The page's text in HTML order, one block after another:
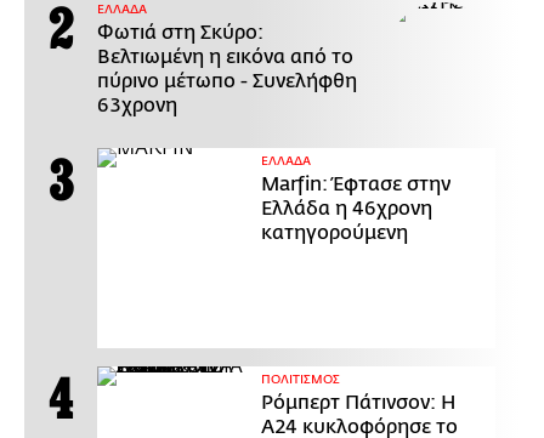
ΕΛΛΑΔΑ
Φωτιά στη Σκύρο:
Βελτιωμένη η εικόνα από το
πύρινο μέτωπο - Συνελήφθη
63χρονη
ΕΛΛΑΔΑ
Marfin: Έφτασε στην
Ελλάδα η 46χρονη
κατηγορούμενη
ΠΟΛΙΤΙΣΜΟΣ
Ρόμπερτ Πάτινσον: Η
Α24 κυκλοφόρησε το